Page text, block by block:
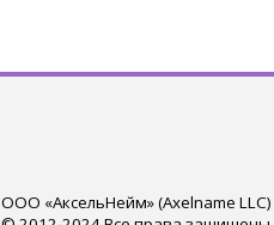
ООО «АксельНейм» (Axelname LLC)